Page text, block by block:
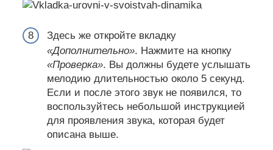
Здесь же откройте вкладку
«Дополнительно». Нажмите на кнопку
«Проверка». Вы должны будете услышать
мелодию длительностью около 5 секунд.
Если и после этого звук не появился, то
воспользуйтесь небольшой инструкцией
для проявления звука, которая будет
описана выше.